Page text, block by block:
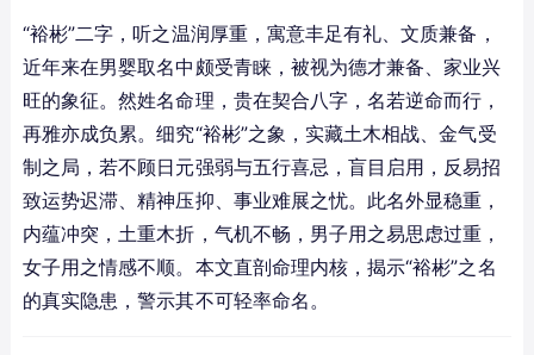
“裕彬”二字，听之温润厚重，寓意丰足有礼、文质兼备，
近年来在男婴取名中颇受青睐，被视为德才兼备、家业兴
旺的象征。然姓名命理，贵在契合八字，名若逆命而行，
再雅亦成负累。细究“裕彬”之象，实藏土木相战、金气受
制之局，若不顾日元强弱与五行喜忌，盲目启用，反易招
致运势迟滞、精神压抑、事业难展之忧。此名外显稳重，
内蕴冲突，土重木折，气机不畅，男子用之易思虑过重，
女子用之情感不顺。本文直剖命理内核，揭示“裕彬”之名
的真实隐患，警示其不可轻率命名。